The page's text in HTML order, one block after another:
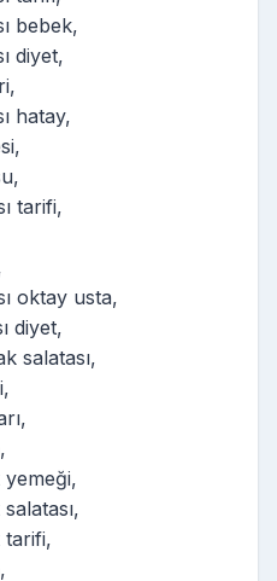
bebek,
diyet,
hatay,
tarifi,
oktay usta,
diyet,
salatası,
yemeği,
tarifi,